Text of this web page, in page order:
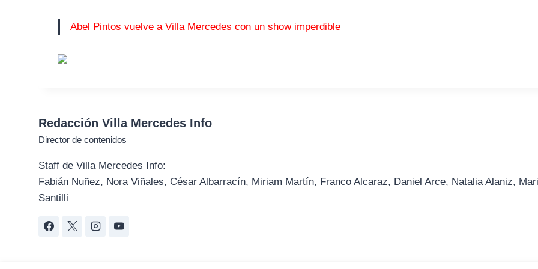
Abel Pintos vuelve a Villa Mercedes con un show imperdible
Redacción Villa Mercedes Info
Director de contenidos
Staff de Villa Mercedes Info:
Fabián Nuñez, Nora Viñales, César Albarracín, Miriam Martín, Franco Alcaraz, Daniel Arce, Natalia Alaniz,
Santilli